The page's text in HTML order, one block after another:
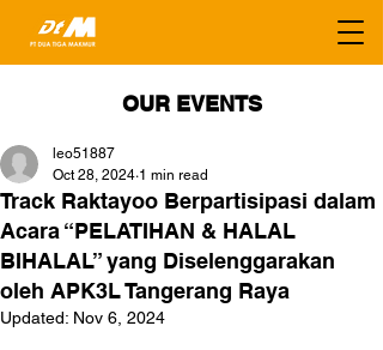
OUR EVENTS
Track Raktayoo Berpartisipasi dalam
Acara “PELATIHAN & HALAL
BIHALAL” yang Diselenggarakan
oleh APK3L Tangerang Raya
leo51887
Oct 28, 2024 1 min read
Updated: Nov 6, 2024